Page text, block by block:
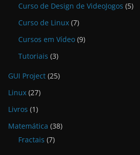
Curso de Design de VideoJogos (5)
Curso de Linux (7)
Cursos em Vídeo (9)
Tutoriais (3)
GUI Project (25)
Linux (27)
Livros (1)
Matemática (38)
Fractais (7)